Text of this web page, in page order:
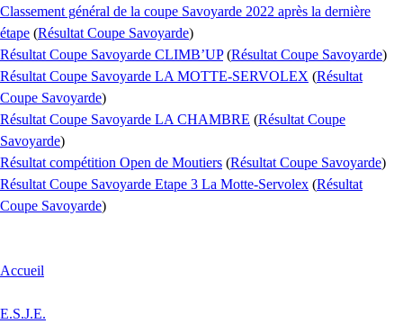
Classement général de la coupe Savoyarde 2022 après la dernière
étape (Résultat Coupe Savoyarde)
Résultat Coupe Savoyarde CLIMB’UP (Résultat Coupe Savoyarde)
Résultat Coupe Savoyarde LA MOTTE-SERVOLEX (Résultat
Coupe Savoyarde)
Résultat Coupe Savoyarde LA CHAMBRE (Résultat Coupe
Savoyarde)
Résultat compétition Open de Moutiers (Résultat Coupe Savoyarde)
Résultat Coupe Savoyarde Etape 3 La Motte-Servolex (Résultat
Coupe Savoyarde)
Accueil
E.S.J.E.